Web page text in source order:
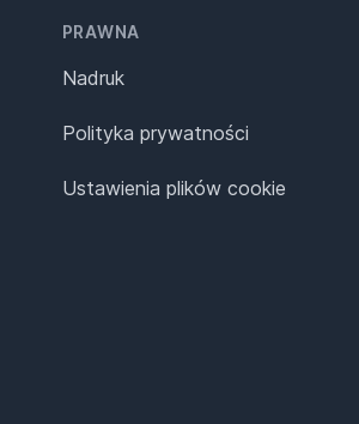
PRAWNA
Nadruk
Polityka prywatności
Ustawienia plików cookie